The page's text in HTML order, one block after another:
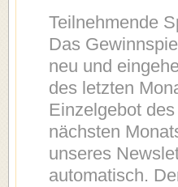
Teilnehmende
Das
neu und
des letzten
Einzelgebot
nächsten
unseres
automatisch.